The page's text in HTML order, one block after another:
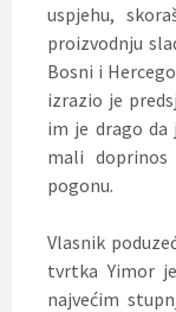
uspjehu,
proizvodnju
Bosni i
izrazio je
im je drago da
mali
pogonu.
Vlasnik
tvrtka Yimor
najvećim